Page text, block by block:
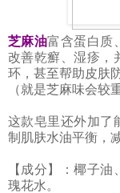
芝麻油富含蛋白质
改善乾癬、湿疹，
环，甚至帮助皮肤
（就是芝麻味会较
这款皂里还外加了
制肌肤水油平衡，
【成分】：椰子
瑰花水。